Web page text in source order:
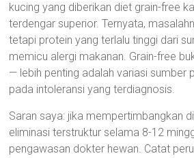
kucing yang diberikan diet grain-free
terdengar superior. Ternyata,
tetapi protein yang terlalu tinggi dari
memicu alergi makanan. Grain-free
— lebih penting adalah variasi sumber
pada intoleransi yang terdiagnosis.
Saran saya: jika mempertimbangkan
eliminasi terstruktur selama 8-12
pengawasan dokter hewan. Catat